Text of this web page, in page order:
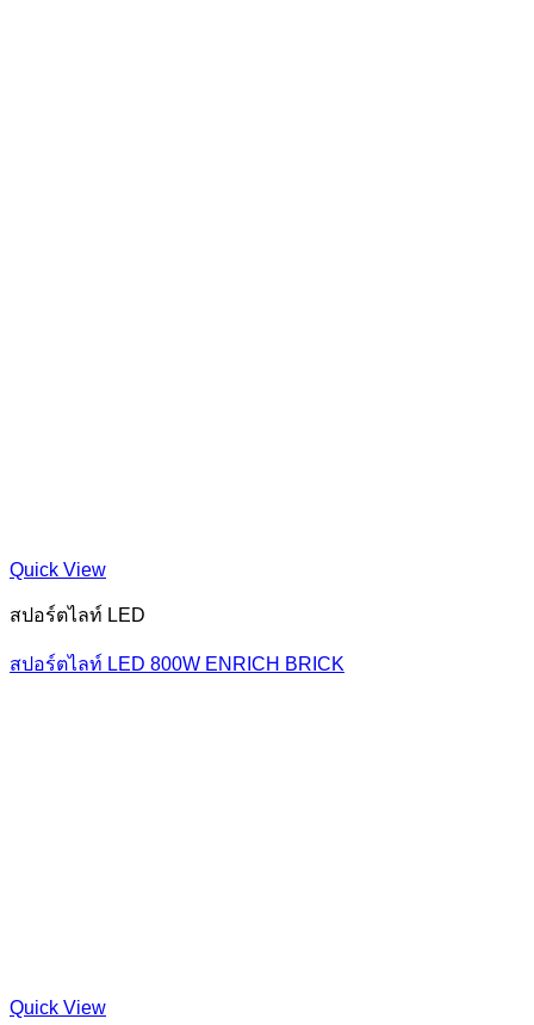
Quick View
สปอร์ตไลท์ LED
สปอร์ตไลท์ LED 800W ENRICH BRICK
Quick View